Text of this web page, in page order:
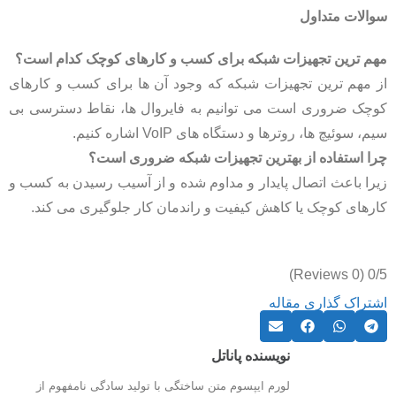
سوالات متداول
مهم ترین تجهیزات شبکه برای کسب و کارهای کوچک کدام است؟
از مهم ترین تجهیزات شبکه که وجود آن ها برای کسب و کارهای
کوچک ضروری است می‌ توانیم به فایروال‌ ها، نقاط دسترسی بی
سیم، سوئیچ‌ ها، روترها و دستگاه‌ های VoIP اشاره کنیم.
چرا استفاده از بهترین تجهیزات شبکه ضروری است؟
زیرا باعث اتصال پایدار و مداوم شده و از آسیب رسیدن به کسب و
کارهای کوچک یا کاهش کیفیت و راندمان کار جلوگیری می‌ کند.
0/5
(0 Reviews)
اشتراک گذاری مقاله
نویسنده پاناتل
لورم ایپسوم متن ساختگی با تولید سادگی نامفهوم از